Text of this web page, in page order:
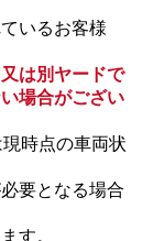
いるお客様
は別ヤードで
場合がござい
時点の車両状
要となる場合
す。